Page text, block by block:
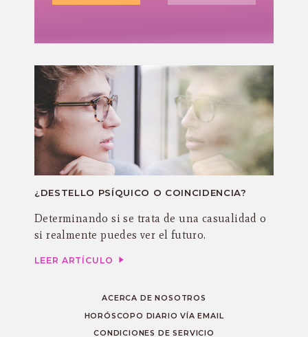
¿DESTELLO PSÍQUICO O COINCIDENCIA?
Determinando si se trata de una casualidad o
si realmente puedes ver el futuro.
LEER ARTÍCULO
ACERCA DE NOSOTROS
HORÓSCOPO DIARIO VÍA EMAIL
CONDICIONES DE SERVICIO